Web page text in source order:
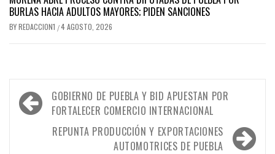
BURLAS HACIA ADULTOS MAYORES; PIDEN SANCIONES
BYREDACCION1 /4 AGOSTO, 2026
Navegación
de
entradas
GOBIERNO DE PUEBLA Y BID APUESTAN POR
FORTALECER COMERCIO INTERNACIONAL
REPUNTA PRODUCCIÓN Y EXPORTACIONES
AUTOMOTRICES DE PUEBLA